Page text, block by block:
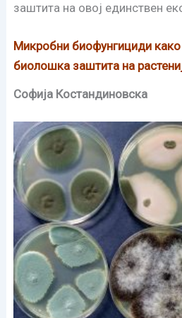
заштита на овој единствен
Микробни биофунгициди како
биолошка заштита на
Софија Костандиновска